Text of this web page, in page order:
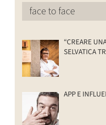
face to face
“CREARE
SELVATICA
APP E